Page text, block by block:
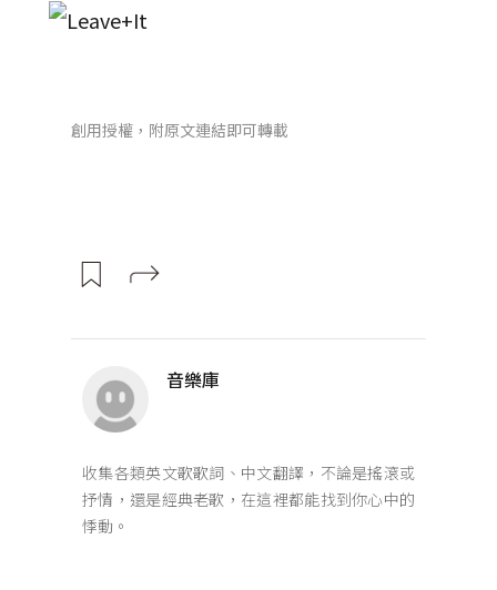
創用授權，附原文連結即可轉載
音樂庫
收集各類英文歌歌詞、中文翻譯，不論是搖滾或
抒情，還是經典老歌，在這裡都能找到你心中的
悸動。